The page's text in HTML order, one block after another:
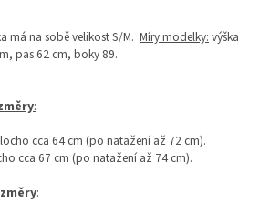
má na sobě velikost S/M. Míry modelky: výška
pas 62 cm, boky 89.
:
cca 64 cm (po natažení až 72 cm).
cca 67 cm (po natažení až 74 cm).
: